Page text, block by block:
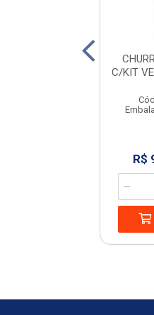
C/KIT
R$